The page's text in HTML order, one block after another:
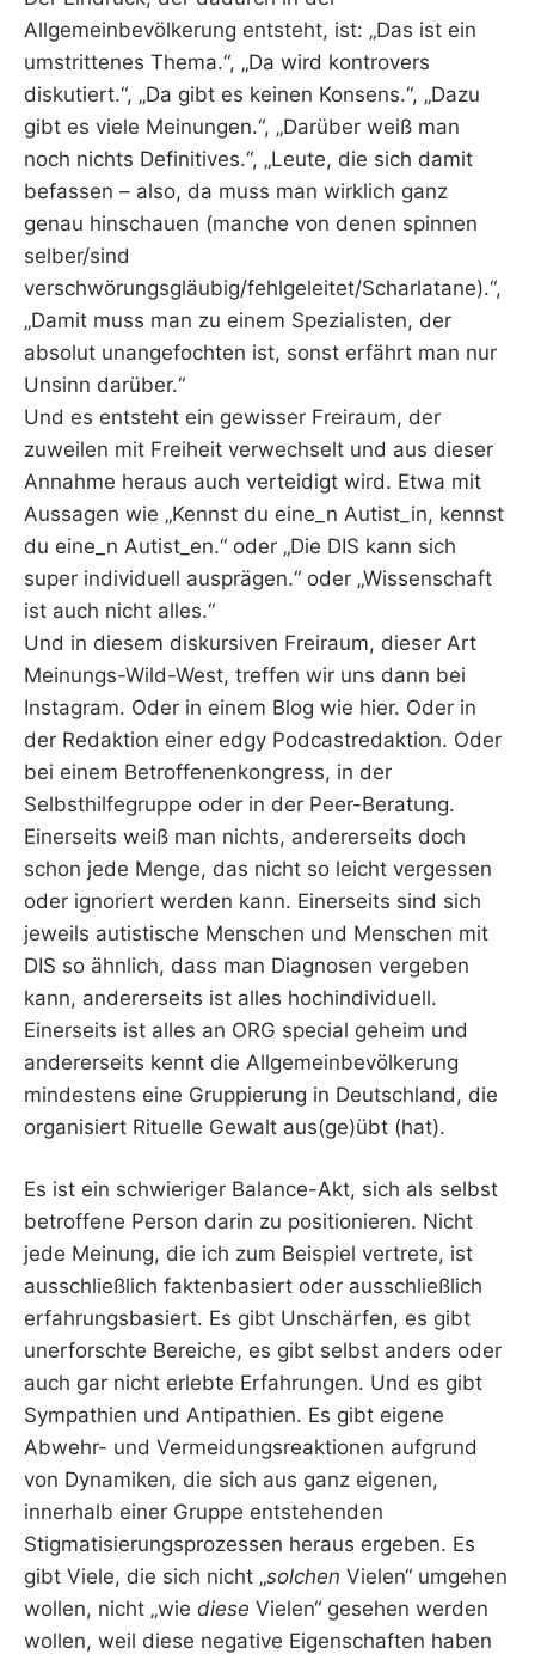
Allgemeinbevölkerung entsteht, ist: „Das ist ein
umstrittenes Thema.“, „Da wird kontrovers
diskutiert.“, „Da gibt es keinen Konsens.“, „Dazu
gibt es viele Meinungen.“, „Darüber weiß man
noch nichts Definitives.“, „Leute, die sich damit
befassen – also, da muss man wirklich ganz
genau hinschauen (manche von denen spinnen
selber/sind
verschwörungsgläubig/fehlgeleitet/Scharlatane).“,
„Damit muss man zu einem Spezialisten, der
absolut unangefochten ist, sonst erfährt man nur
Unsinn darüber.“
Und es entsteht ein gewisser Freiraum, der
zuweilen mit Freiheit verwechselt und aus dieser
Annahme heraus auch verteidigt wird. Etwa mit
Aussagen wie „Kennst du eine_n Autist_in, kennst
du eine_n Autist_en.“ oder „Die DIS kann sich
super individuell ausprägen.“ oder „Wissenschaft
ist auch nicht alles.“
Und in diesem diskursiven Freiraum, dieser Art
Meinungs-Wild-West, treffen wir uns dann bei
Instagram. Oder in einem Blog wie hier. Oder in
der Redaktion einer edgy Podcastredaktion. Oder
bei einem Betroffenenkongress, in der
Selbsthilfegruppe oder in der Peer-Beratung.
Einerseits weiß man nichts, andererseits doch
schon jede Menge, das nicht so leicht vergessen
oder ignoriert werden kann. Einerseits sind sich
jeweils autistische Menschen und Menschen mit
DIS so ähnlich, dass man Diagnosen vergeben
kann, andererseits ist alles hochindividuell.
Einerseits ist alles an ORG special geheim und
andererseits kennt die Allgemeinbevölkerung
mindestens eine Gruppierung in Deutschland, die
organisiert Rituelle Gewalt aus(ge)übt (hat).
Es ist ein schwieriger Balance-Akt, sich als selbst
betroffene Person darin zu positionieren. Nicht
jede Meinung, die ich zum Beispiel vertrete, ist
ausschließlich faktenbasiert oder ausschließlich
erfahrungsbasiert. Es gibt Unschärfen, es gibt
unerforschte Bereiche, es gibt selbst anders oder
auch gar nicht erlebte Erfahrungen. Und es gibt
Sympathien und Antipathien. Es gibt eigene
Abwehr- und Vermeidungsreaktionen aufgrund
von Dynamiken, die sich aus ganz eigenen,
innerhalb einer Gruppe entstehenden
Stigmatisierungsprozessen heraus ergeben. Es
gibt Viele, die sich nicht „solchen Vielen“ umgehen
wollen, nicht „wie diese Vielen“ gesehen werden
wollen, weil diese negative Eigenschaften haben